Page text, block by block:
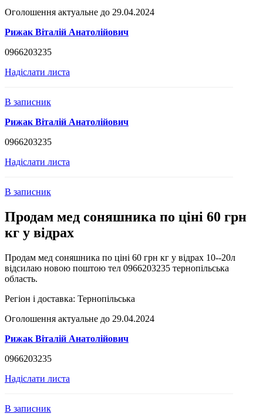
Оголошення актуальне до 29.04.2024
Рижак Віталій Анатолійович
0966203235
Надіслати листа
В записник
Рижак Віталій Анатолійович
0966203235
Надіслати листа
В записник
Продам мед соняшника по ціні 60 грн
кг у відрах
Продам мед соняшника по ціні 60 грн кг у відрах 10--20л
відсилаю новою поштою тел 0966203235 тернопільська
область.
Регіон і доставка: Тернопільська
Оголошення актуальне до 29.04.2024
Рижак Віталій Анатолійович
0966203235
Надіслати листа
В записник